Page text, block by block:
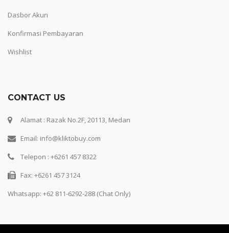
Dasbor Akun
Konfirmasi Pembayaran
Wishlist
CONTACT US
Alamat : Razak No.2F, 20113, Medan
Email: info@kliktobuy.com
Telepon : +6261 457 8322
Fax: +6261 457 3124
Whatsapp: +62 811-6292-288 (Chat Only)